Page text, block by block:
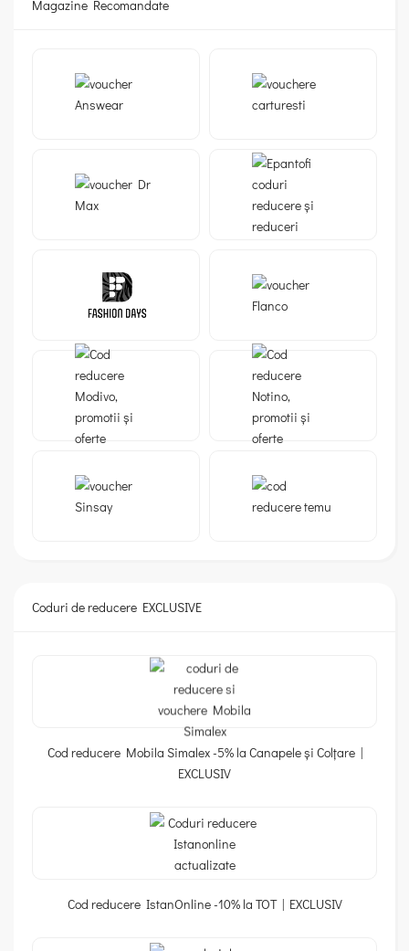
Magazine Recomandate
Coduri de reducere EXCLUSIVE
Cod reducere Mobila Simalex -5% la Canapele și Colțare |
EXCLUSIV
Cod reducere IstanOnline -10% la TOT | EXCLUSIV